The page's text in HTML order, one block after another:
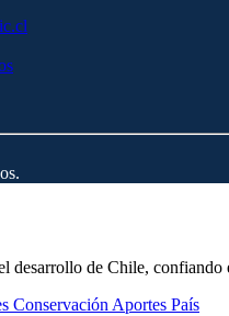
desarrollo de Chile, confiando
Conservación Aportes País